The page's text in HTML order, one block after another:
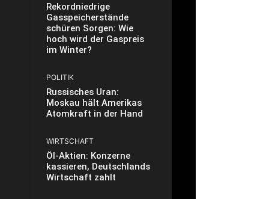
Rekordniedrige
Gasspeicherstände
schüren Sorgen: Wie
hoch wird der Gaspreis
im Winter?
POLITIK
Russisches Uran:
Moskau hält Amerikas
Atomkraft in der Hand
WIRTSCHAFT
Öl-Aktien: Konzerne
kassieren, Deutschlands
Wirtschaft zahlt